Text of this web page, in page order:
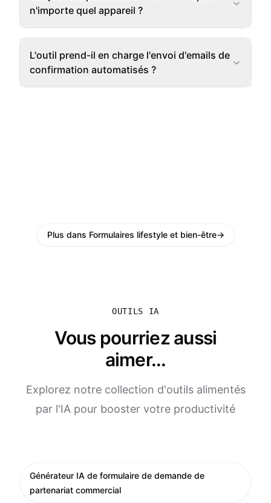
n'importe quel appareil ?
L'outil prend-il en charge l'envoi d'emails de
confirmation automatisés ?
Plus dans Formulaires lifestyle et bien-être→
OUTILS IA
Vous pourriez aussi
aimer...
Explorez notre collection d'outils alimentés
par l'IA pour booster votre productivité
Générateur IA de formulaire de demande de
partenariat commercial